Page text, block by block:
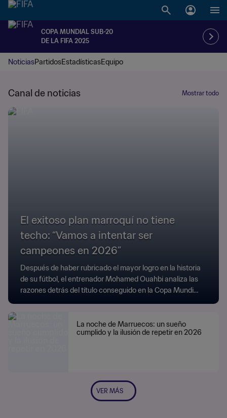
COPA MUNDIAL SUB-20
DE LA FIFA 2025
NoticiasPartidosEstadísticasEquipo
Canal de noticias Mostrar todo
El exitoso plan marroquí no tiene
techo: “Vamos a intentar ser
campeones en 2026”
Después de haber rubricado el mayor logro en la historia
de su fútbol, el entrenador Mohamed Ouahbi analiza las
razones detrás del título conseguido en la Copa Mundial
La noche de Marruecos: un sueño
cumplido y la ilusión de repetir en 2026
VER MÁS